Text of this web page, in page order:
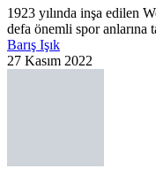
1923 yılında inşa edilen
defa önemli spor
Barış Işık
27 Kasım 2022